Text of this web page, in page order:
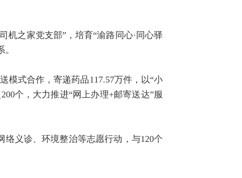
机之家党支部”，培育“渝路同心·同心驿
模式合作，寄递药品117.57万件，以“小
个，大力推进“网上办理+邮寄送达”服
义诊、环境整治等志愿行动，与120个